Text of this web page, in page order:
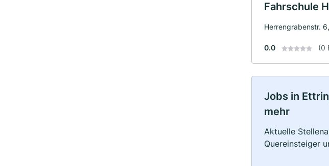
Fahrschule
Herrengrabenstr.
0.0 (0
Jobs in
mehr
Aktuelle
Quereinsteiger